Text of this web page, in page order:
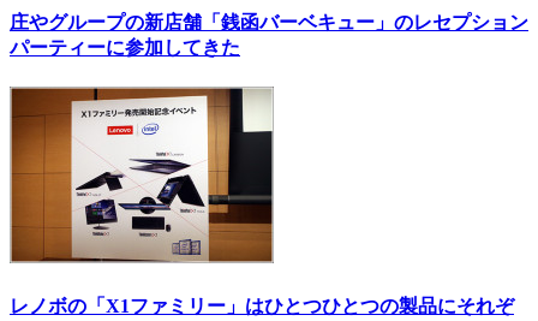
庄やグループの新店舗「銭函バーベキュー」のレセプション
パーティーに参加してきた
レノボの「X1ファミリー」はひとつひとつの製品にそれぞ